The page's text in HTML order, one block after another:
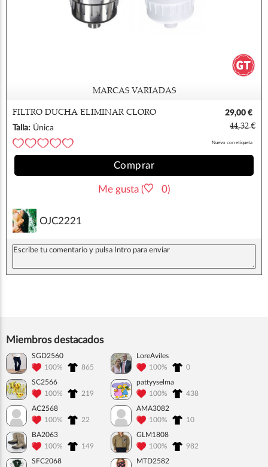
MARCAS VARIADAS
FILTRO DUCHA ELIMINAR CLORO
29,00 €
Talla: Única 44,32 €
Nuevo con etiqueta
Comprar
Me gusta ( 0)
OJC2221
Miembros destacados
SGD2560
100%
865
LoreAviles
100%
0
SC2566
100%
219
pattyyselma
100%
438
AC2568
100%
22
AMA3082
100%
10
BA2063
100%
149
GLM1808
100%
982
SFC2068
MTD2582